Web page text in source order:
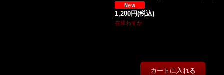
1,200円(税込)
在庫わずか